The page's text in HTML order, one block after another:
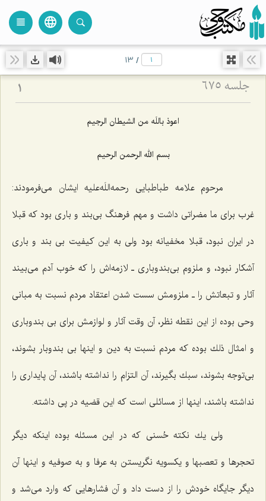
language
view_headline
/
13
جلسه ۶۷۵ 1
اعوذ باللَه من الشیطان الرجیم
بسم الله الرحمن الرحیم
مرحوم علامه طباطبایی رحمه‌اللَه‌علیه ایشان می‌فرمودند:
غرب برای ما مضراتی داشت و مهم فرهنگ بی‌بند و باری بود كه قبلا
در ایران نبود، قبلا مخفیانه بود ولی به این كیفیت بی بند و باری
آشكار نبود، و ملزوم بی‌بندوباری ـ لازمه‌اش را كه خوب آدم می‌بیند
آثار و تبعاتش را ـ ملزومش سست شدن اعتقاد مردم نسبت به مبانی
وحی بوده از این نقطه نظر، آن وقت آثار و لوازمش برای بی بندوباری
و امثال ذلك بوده كه مردم نسبت به دین و اینها بی بندوبار بشوند،
بی‌توجه بشوند، سبك بگیرند، آن التزام را نداشته باشند، آن پایداری را
نداشته باشند، اینها از مسائلی است كه این قضیه در پی داشته.
ولی یك نكته حُسنی كه در این مسئله بوده اینكه دیگر
تحجرها و تعصبها و یكسویه نگریستن به عرفا و به صوفیه و اینها آن
دیگر جایگاه خودش را از دست داد و آن فشارهایی كه وارد می‌شد و